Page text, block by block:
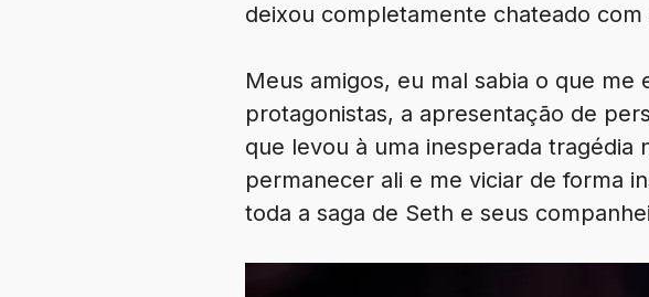
deixou completamente chateado com
Meus amigos, eu mal sabia o que
protagonistas, a apresentação de
que levou à uma inesperada
permanecer ali e me viciar de forma
toda a saga de Seth e seus